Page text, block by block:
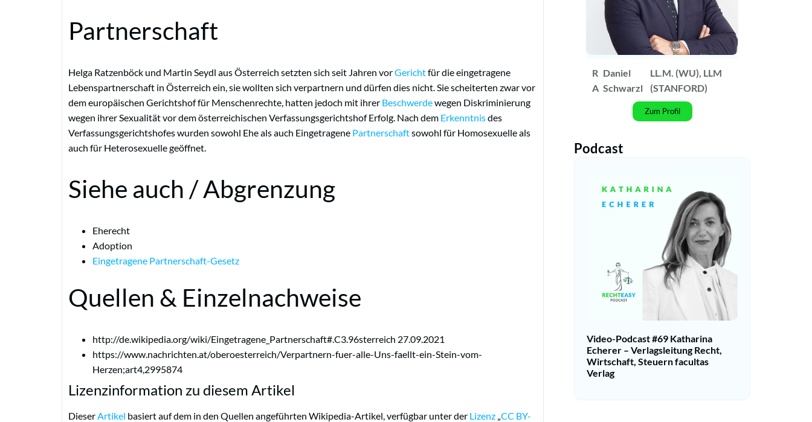
Partnerschaft
Helga Ratzenböck und Martin Seydl aus Österreich setzten sich seit Jahren vorGerichtfür die eingetragene
Lebenspartnerschaft in Österreich ein, sie wollten sich verpartnern und dürfen dies nicht. Sie scheiterten zwar vor
dem europäischen Gerichtshof für Menschenrechte, hatten jedoch mit ihrer Beschwerdewegen Diskriminierung
wegen ihrer Sexualität vor dem österreichischen Verfassungsgerichtshof Erfolg. Nach dem Erkenntnisdes
Verfassungsgerichtshofes wurden sowohl Ehe als auch Eingetragene Partnerschaftsowohl für Homosexuelle als
auch für Heterosexuelle geöffnet.
Siehe auch / Abgrenzung
Eherecht
Adoption
Eingetragene Partnerschaft-Gesetz
Quellen & Einzelnachweise
http://de.wikipedia.org/wiki/Eingetragene_Partnerschaft#.C3.96sterreich 27.09.2021
https://www.nachrichten.at/oberoesterreich/Verpartnern-fuer-alle-Uns-faellt-ein-Stein-vom-
Herzen;art4,2995874
Lizenzinformation zu diesem Artikel
Dieser Artikel basiert auf dem in den Quellen angeführten Wikipedia-Artikel, verfügbar unter der Lizenz CC BY-
R
A
Daniel
Schwarzl
LL.M. (WU), LLM
(STANFORD)
Zum Profil
Podcast
Video-Podcast #69 Katharina
Echerer – Verlagsleitung Recht,
Wirtschaft, Steuern facultas
Verlag